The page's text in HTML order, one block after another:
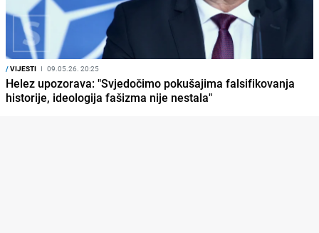
/VIJESTI I 09.05.26. 20:25
Helez upozorava: "Svjedočimo pokušajima falsifikovanja
historije, ideologija fašizma nije nestala"